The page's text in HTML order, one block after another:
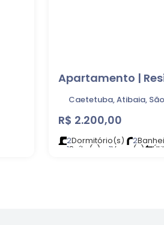
Apartamento |
R$ 2.200,00
Caetetuba, Atibaia,
2Dormitório(s) 2
1Suíte(s) 1Vaga(s) Útil: